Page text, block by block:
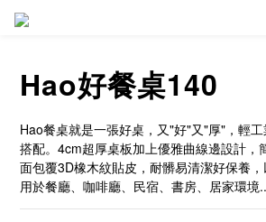
Hao好餐桌140
Hao餐桌就是一張好桌，又"好"又"厚"，輕
搭配。4cm超厚桌板加上優雅曲線邊設計，
面包覆3D橡木紋貼皮，耐髒易清潔好保養
用於餐廳、咖啡廳、民宿、書房、居家環境